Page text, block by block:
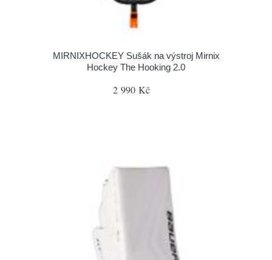
MIRNIXHOCKEY Sušák na výstroj Mirnix
Hockey The Hooking 2.0
2 990 Kč